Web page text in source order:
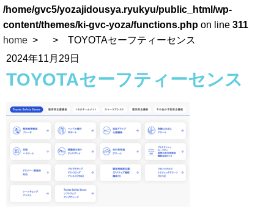
/home/gvc5/yozajidousya.ryukyu/public_html/wp-
content/themes/ki-gvc-yoza/functions.php on line 311
home
TOYOTAセーフティーセンス
2024年11月29日
TOYOTAセーフティーセンス